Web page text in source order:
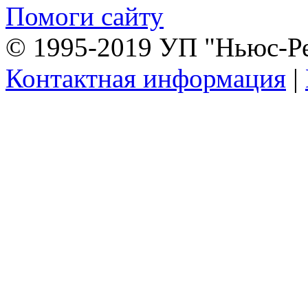
Помоги сайту
© 1995-2019 УП "Ньюс-
Контактная информация |